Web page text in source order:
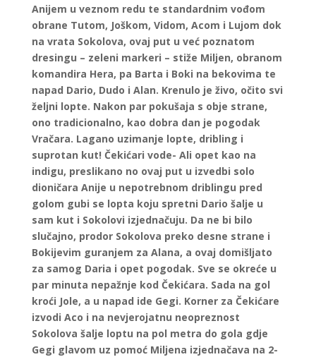
Anijem u veznom redu te standardnim vođom
obrane Tutom, Joškom, Vidom, Acom i Lujom dok
na vrata Sokolova, ovaj put u već poznatom
dresingu – zeleni markeri – stiže Miljen, obranom
komandira Hera, pa Barta i Boki na bekovima te
napad Dario, Dudo i Alan. Krenulo je živo, očito svi
željni lopte. Nakon par pokušaja s obje strane,
ono tradicionalno, kao dobra dan je pogodak
Vračara. Lagano uzimanje lopte, dribling i
suprotan kut! Čekićari vode- Ali opet kao na
indigu, preslikano no ovaj put u izvedbi solo
dioničara Anije u nepotrebnom driblingu pred
golom gubi se lopta koju spretni Dario šalje u
sam kut i Sokolovi izjednačuju. Da ne bi bilo
slučajno, prodor Sokolova preko desne strane i
Bokijevim guranjem za Alana, a ovaj domišljato
za samog Daria i opet pogodak. Sve se okreće u
par minuta nepažnje kod Čekićara. Sada na gol
kroći Jole, a u napad ide Gegi. Korner za Čekićare
izvodi Aco i na nevjerojatnu neopreznost
Sokolova šalje loptu na pol metra do gola gdje
Gegi glavom uz pomoć Miljena izjednačava na 2-